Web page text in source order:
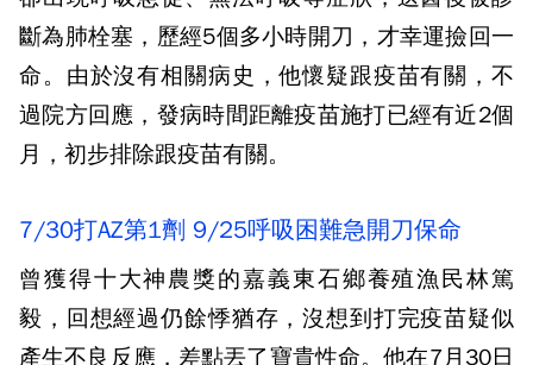
斷為肺栓塞，歷經5個多小時開刀，才幸運撿回一
命。由於沒有相關病史，他懷疑跟疫苗有關，不
過院方回應，發病時間距離疫苗施打已經有近2個
月，初步排除跟疫苗有關。
7/30打AZ第1劑 9/25呼吸困難急開刀保命
曾獲得十大神農獎的嘉義東石鄉養殖漁民林篤
毅，回想經過仍餘悸猶存，沒想到打完疫苗疑似
產生不良反應，差點丟了寶貴性命。他在7月30日